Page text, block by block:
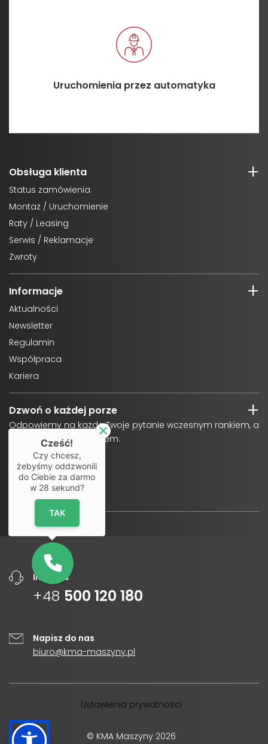
Uruchomienia przez automatyka
Obsługa klienta
Status zamówienia
Montaż / Uruchomienie
Raty / Leasing
Serwis / Reklamacje
Zwroty
Informacje
Aktualności
Newsletter
Regulamin
Współpraca
Kariera
Dzwoń o każdej porze
Odpowiemy na każde Twoje pytanie wczesnym rankiem, a
także późnym wieczorem.
Infolinia
+48 500 120 180
Napisz do nas
biuro@kma-maszyny.pl
Ustawienia prywatności
© KMA Maszyny 2026
Cześć!
Czy chcesz,
żebyśmy oddzwonili
do Ciebie za darmo
w 28 sekund?
TAK